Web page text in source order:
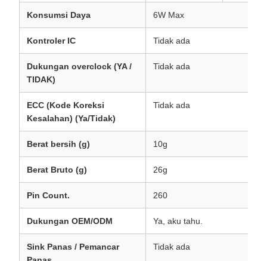
Konsumsi Daya 6W Max
Kontroler IC Tidak ada
Dukungan overclock (YA /
TIDAK)
Tidak ada
ECC (Kode Koreksi
Kesalahan) (Ya/Tidak)
Tidak ada
Berat bersih (g) 10g
Berat Bruto (g) 26g
Pin Count. 260
Dukungan OEM/ODM Ya, aku tahu.
Sink Panas / Pemancar
Tidak ada